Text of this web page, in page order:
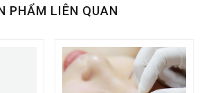
PHẨM LIÊN QUAN